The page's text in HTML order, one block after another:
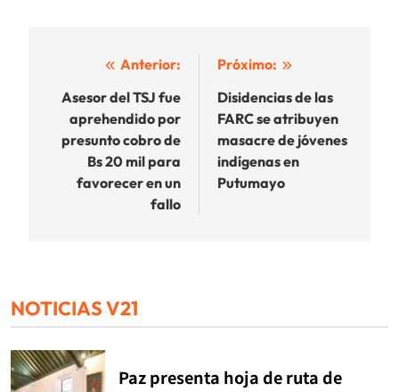
Navegación
de
entradas
Anterior:
Asesor del TSJ fue
aprehendido por
presunto cobro de
Bs 20 mil para
favorecer en un
fallo
Próximo:
Disidencias de las
FARC se atribuyen
masacre de jóvenes
indígenas en
Putumayo
NOTICIAS V21
Paz presenta hoja de ruta de